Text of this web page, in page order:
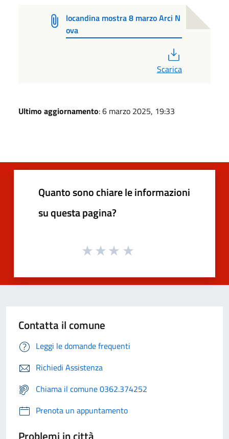
locandina mostra 8 marzo Arci N
ova
Scarica
Ultimo aggiornamento: 6 marzo 2025, 19:33
Quanto sono chiare le informazioni
su questa pagina?
Contatta il comune
Leggi le domande frequenti
Richiedi Assistenza
Chiama il comune 0362.374252
Prenota un appuntamento